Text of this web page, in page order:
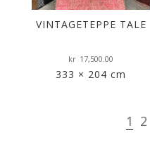
VINTAGETEPPE TALE
kr 17,500.00
333 × 204 cm
1 2